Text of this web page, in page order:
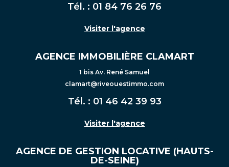
Tél. : 01 84 76 26 76
Visiter l'agence
AGENCE IMMOBILIÈRE CLAMART
1 bis Av. René Samuel
clamart@riveouestimmo.com
Tél. : 01 46 42 39 93
Visiter l'agence
AGENCE DE GESTION LOCATIVE (HAUTS-
DE-SEINE)